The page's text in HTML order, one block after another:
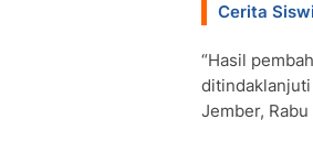
Cerita
“Hasil
ditindaklanjuti
Jember,